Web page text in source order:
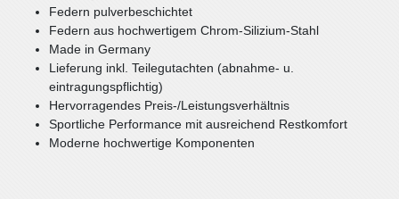
Federn pulverbeschichtet
Federn aus hochwertigem Chrom-Silizium-Stahl
Made in Germany
Lieferung inkl. Teilegutachten (abnahme- u.
eintragungspflichtig)
Hervorragendes Preis-/Leistungsverhältnis
Sportliche Performance mit ausreichend Restkomfort
Moderne hochwertige Komponenten